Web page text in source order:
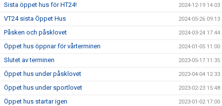
Sista öppet hus för HT24! 2024-12-19 14:03
VT24 sista Öppet Hus 2024-05-26 09:13
Påsken och påsklovet 2024-03-24 17:44
Öppet hus öppnar för vårterminen 2024-01-05 11:00
Slutet av terminen 2023-05-17 11:35
Öppet hus under påsklovet 2023-04-04 12:33
Öppet hus under sportlovet 2023-02-23 15:48
Öppet hus startar igen 2023-01-02 17:00